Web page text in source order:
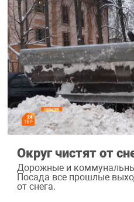
Округ чистят от
Дорожные и
Посада все прошлые
от снега.